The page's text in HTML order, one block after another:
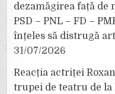
dezamăgirea față de
PSD – PNL – FD –
înțeles să distrugă
31/07/2026
Reacția actriței
trupei de teatru de la